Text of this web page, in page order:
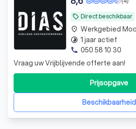
local_offer Direct beschikbaar
Vraag uw Vrijblijvende offerte aan!
Beschikbaarheid
Prijsopgave
place Werkgebied
timelapse 1 jaar actief
phone 050 58 10 30